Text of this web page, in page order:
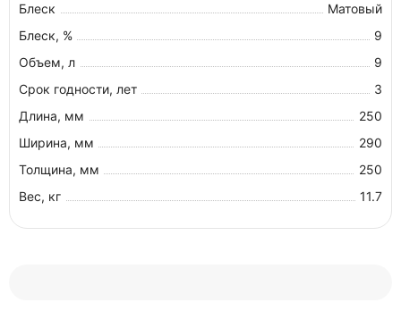
Блеск
Матовый
Блеск, %
9
Объем, л
9
Срок годности, лет
3
Длина, мм
250
Ширина, мм
290
Толщина, мм
250
Вес, кг
11.7